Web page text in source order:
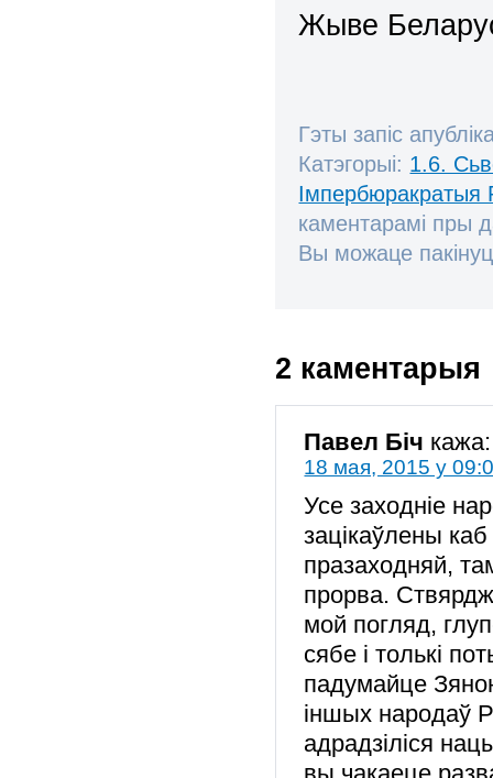
Жыве
Гэты запіс
Катэгорыі: 1.6.
Імпербюракратыя
каментарамі пры
Вы можаце
2 каментарыя
Павел Біч кажа:
18 мая, 2015 у
Усе заходніе
зацікаўлены
празаходняй,
прорва.
мой погляд,
сябе і толькі
падумайце
іншых народаў
адрадзіліся